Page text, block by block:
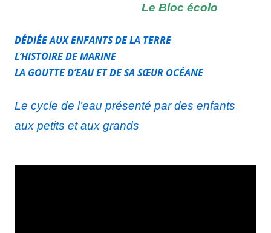
Le Bloc écolo
DÉDIÉE AUX ENFANTS DE LA TERRE
L’HISTOIRE DE MARINE
LA GOUTTE D’EAU ET DE SA SŒUR OCÉANE
Le cycle de l’eau présenté par des enfants
aux petits et aux grands